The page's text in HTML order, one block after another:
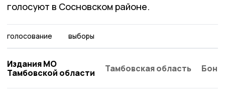
голосуют в Сосновском районе.
голосование выборы
Издания МО
Тамбовской области
Тамбовская область